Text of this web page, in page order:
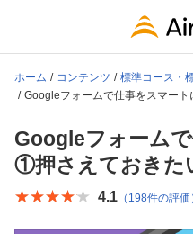
ホーム コンテンツ
Googleフォーム
①押さえておきた
★★★★★
★★★★★ 4.1 （198件の評価